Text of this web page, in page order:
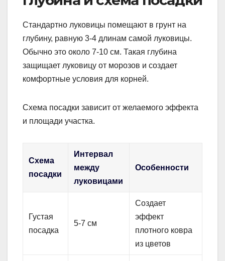
Стандартно луковицы помещают в грунт на
глубину, равную 3-4 длинам самой луковицы.
Обычно это около 7-10 см. Такая глубина
защищает луковицу от морозов и создает
комфортные условия для корней.
Схема посадки зависит от желаемого эффекта
и площади участка.
Схема
посадки
Интервал
между
луковицами
Особенности
Густая
посадка
5-7 см
Создает
эффект
плотного ковра
из цветов